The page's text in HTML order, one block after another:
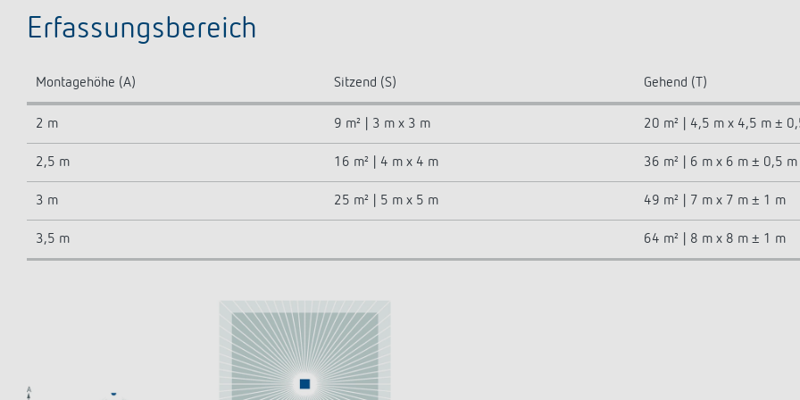
Erfassungsbereich
Montagehöhe (A) Sitzend (S) Gehend (T)
2 m 9 m² | 3 m x 3 m 20 m² | 4,5 m x 4,5 m ±
2,5 m 16 m² | 4 m x 4 m 36 m² | 6 m x 6 m ± 0,5 m
3 m 25 m² | 5 m x 5 m 49 m² | 7 m x 7 m ± 1 m
3,5 m 64 m² | 8 m x 8 m ± 1 m